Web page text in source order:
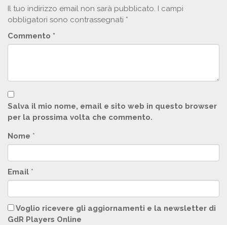
Il tuo indirizzo email non sarà pubblicato. I campi
obbligatori sono contrassegnati *
Commento *
Salva il mio nome, email e sito web in questo browser
per la prossima volta che commento.
Nome *
Email *
Voglio ricevere gli aggiornamenti e la newsletter di
GdR Players Online